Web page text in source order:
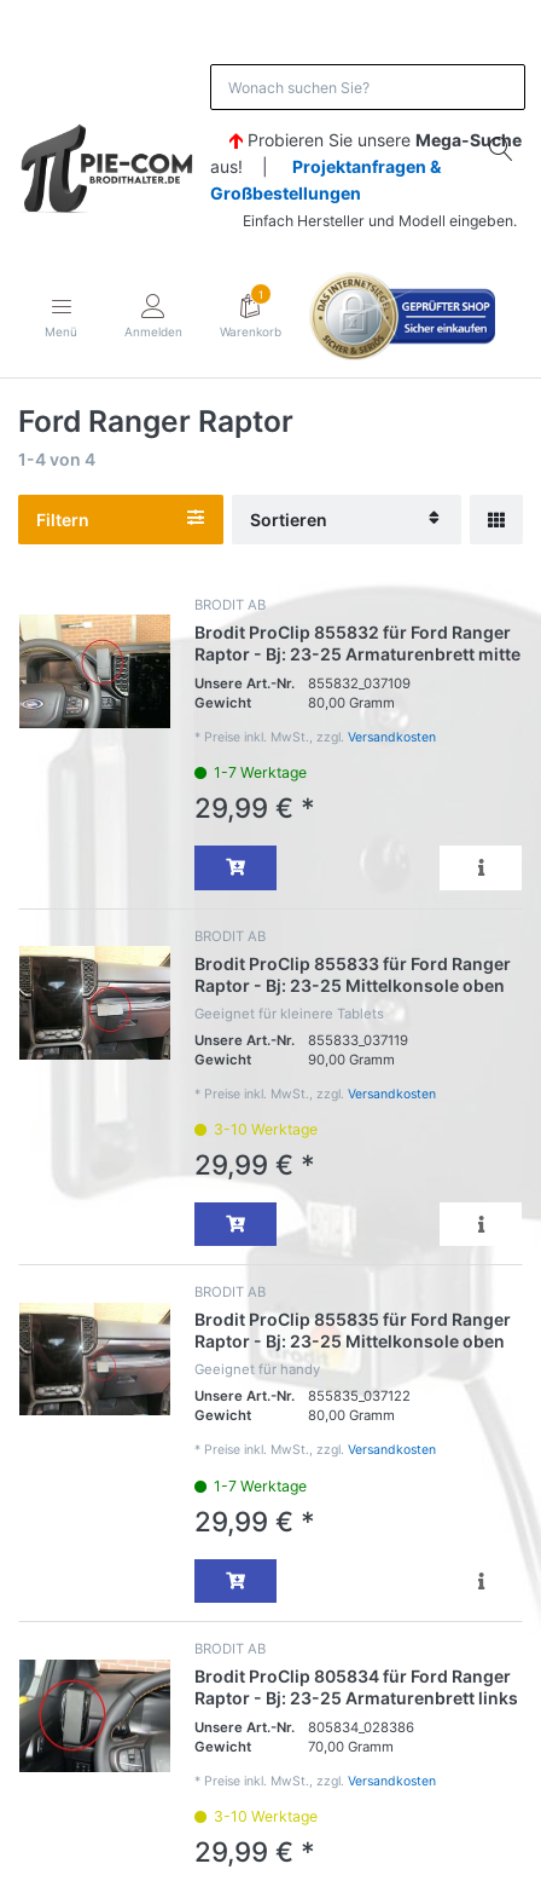
Probieren Sie unsere Mega-Suche
aus! | Projektanfragen &
Großbestellungen
Einfach Hersteller und Modell eingeben.
Menü Anmelden
1
Warenkorb
Ford Ranger Raptor
1-4von 4
Filtern Sortieren
BRODIT AB
Brodit ProClip 855832 für Ford Ranger
Raptor - Bj: 23-25 Armaturenbrett mitte
Unsere Art.-Nr.
855832_037109
Gewicht
80,00 Gramm
* Preise inkl. MwSt., zzgl. Versandkosten
1-7 Werktage
29,99 € *
BRODIT AB
Brodit ProClip 855833 für Ford Ranger
Raptor - Bj: 23-25 Mittelkonsole oben
Geeignet für kleinere Tablets
Unsere Art.-Nr.
855833_037119
Gewicht
90,00 Gramm
* Preise inkl. MwSt., zzgl. Versandkosten
3-10 Werktage
29,99 € *
BRODIT AB
Brodit ProClip 855835 für Ford Ranger
Raptor - Bj: 23-25 Mittelkonsole oben
Geeignet für handy
Unsere Art.-Nr.
855835_037122
Gewicht
80,00 Gramm
* Preise inkl. MwSt., zzgl. Versandkosten
1-7 Werktage
29,99 € *
BRODIT AB
Brodit ProClip 805834 für Ford Ranger
Raptor - Bj: 23-25 Armaturenbrett links
Unsere Art.-Nr.
805834_028386
Gewicht
70,00 Gramm
* Preise inkl. MwSt., zzgl. Versandkosten
3-10 Werktage
29,99 € *